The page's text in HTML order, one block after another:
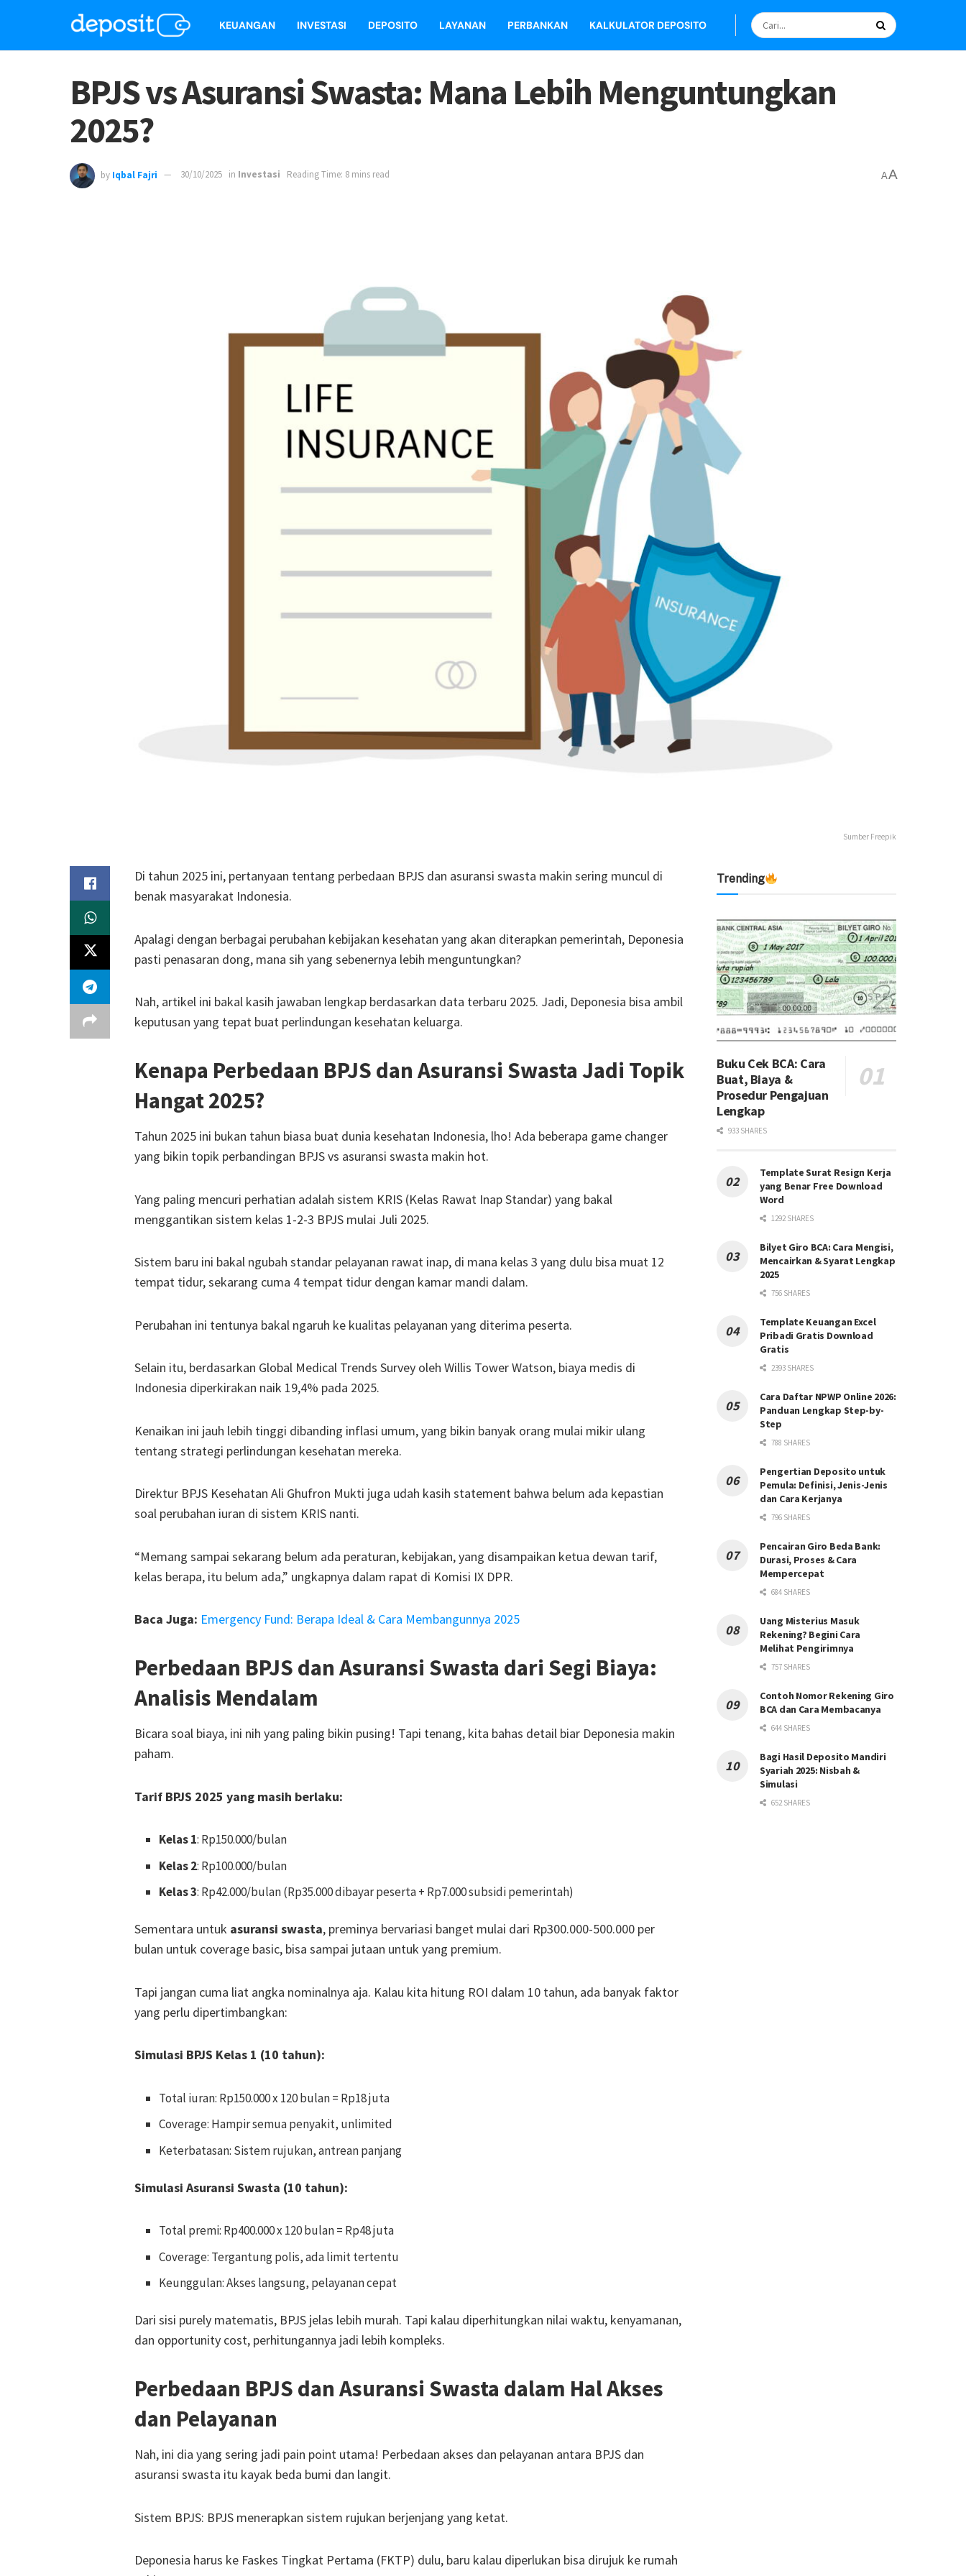
KEUANGAN INVESTASI DEPOSITO LAYANAN PERBANKAN KALKULATOR DEPOSITO
BPJS vs Asuransi Swasta: Mana Lebih Menguntungkan
2025?
by Iqbal Fajri 30/10/2025 in Investasi Reading Time: 8 mins read AA
Sumber Freepik
Di tahun 2025 ini, pertanyaan tentang perbedaan BPJS dan asuransi swasta makin sering muncul di
benak masyarakat Indonesia.
Apalagi dengan berbagai perubahan kebijakan kesehatan yang akan diterapkan pemerintah, Deponesia
pasti penasaran dong, mana sih yang sebenernya lebih menguntungkan?
Nah, artikel ini bakal kasih jawaban lengkap berdasarkan data terbaru 2025. Jadi, Deponesia bisa ambil
keputusan yang tepat buat perlindungan kesehatan keluarga.
Kenapa Perbedaan BPJS dan Asuransi Swasta Jadi Topik
Hangat 2025?
Tahun 2025 ini bukan tahun biasa buat dunia kesehatan Indonesia, lho! Ada beberapa game changer
yang bikin topik perbandingan BPJS vs asuransi swasta makin hot.
Yang paling mencuri perhatian adalah sistem KRIS (Kelas Rawat Inap Standar) yang bakal
menggantikan sistem kelas 1-2-3 BPJS mulai Juli 2025.
Sistem baru ini bakal ngubah standar pelayanan rawat inap, di mana kelas 3 yang dulu bisa muat 12
tempat tidur, sekarang cuma 4 tempat tidur dengan kamar mandi dalam.
Perubahan ini tentunya bakal ngaruh ke kualitas pelayanan yang diterima peserta.
Selain itu, berdasarkan Global Medical Trends Survey oleh Willis Tower Watson, biaya medis di
Indonesia diperkirakan naik 19,4% pada 2025.
Kenaikan ini jauh lebih tinggi dibanding inflasi umum, yang bikin banyak orang mulai mikir ulang
tentang strategi perlindungan kesehatan mereka.
Direktur BPJS Kesehatan Ali Ghufron Mukti juga udah kasih statement bahwa belum ada kepastian
soal perubahan iuran di sistem KRIS nanti.
“Memang sampai sekarang belum ada peraturan, kebijakan, yang disampaikan ketua dewan tarif,
kelas berapa, itu belum ada,” ungkapnya dalam rapat di Komisi IX DPR.
Baca Juga: Emergency Fund: Berapa Ideal & Cara Membangunnya 2025
Perbedaan BPJS dan Asuransi Swasta dari Segi Biaya:
Analisis Mendalam
Bicara soal biaya, ini nih yang paling bikin pusing! Tapi tenang, kita bahas detail biar Deponesia makin
paham.
Tarif BPJS 2025 yang masih berlaku:
Kelas 1: Rp150.000/bulan
Kelas 2: Rp100.000/bulan
Kelas 3: Rp42.000/bulan (Rp35.000 dibayar peserta + Rp7.000 subsidi pemerintah)
Sementara untuk asuransi swasta, preminya bervariasi banget mulai dari Rp300.000-500.000 per
bulan untuk coverage basic, bisa sampai jutaan untuk yang premium.
Tapi jangan cuma liat angka nominalnya aja. Kalau kita hitung ROI dalam 10 tahun, ada banyak faktor
yang perlu dipertimbangkan:
Simulasi BPJS Kelas 1 (10 tahun):
Total iuran: Rp150.000 x 120 bulan = Rp18 juta
Coverage: Hampir semua penyakit, unlimited
Keterbatasan: Sistem rujukan, antrean panjang
Simulasi Asuransi Swasta (10 tahun):
Total premi: Rp400.000 x 120 bulan = Rp48 juta
Coverage: Tergantung polis, ada limit tertentu
Keunggulan: Akses langsung, pelayanan cepat
Dari sisi purely matematis, BPJS jelas lebih murah. Tapi kalau diperhitungkan nilai waktu, kenyamanan,
dan opportunity cost, perhitungannya jadi lebih kompleks.
Perbedaan BPJS dan Asuransi Swasta dalam Hal Akses
dan Pelayanan
Nah, ini dia yang sering jadi pain point utama! Perbedaan akses dan pelayanan antara BPJS dan
asuransi swasta itu kayak beda bumi dan langit.
Sistem BPJS: BPJS menerapkan sistem rujukan berjenjang yang ketat.
Deponesia harus ke Faskes Tingkat Pertama (FKTP) dulu, baru kalau diperlukan bisa dirujuk ke rumah
Trending
Buku Cek BCA: Cara
Buat, Biaya &
Prosedur Pengajuan
Lengkap
933 SHARES
Template Surat Resign Kerja
yang Benar Free Download
Word
1292 SHARES
Bilyet Giro BCA: Cara Mengisi,
Mencairkan & Syarat Lengkap
2025
756 SHARES
Template Keuangan Excel
Pribadi Gratis Download
Gratis
2393 SHARES
Cara Daftar NPWP Online 2026:
Panduan Lengkap Step-by-
Step
788 SHARES
Pengertian Deposito untuk
Pemula: Definisi, Jenis-Jenis
dan Cara Kerjanya
796 SHARES
Pencairan Giro Beda Bank:
Durasi, Proses & Cara
Mempercepat
684 SHARES
Uang Misterius Masuk
Rekening? Begini Cara
Melihat Pengirimnya
757 SHARES
Contoh Nomor Rekening Giro
BCA dan Cara Membacanya
644 SHARES
Bagi Hasil Deposito Mandiri
Syariah 2025: Nisbah &
Simulasi
652 SHARES